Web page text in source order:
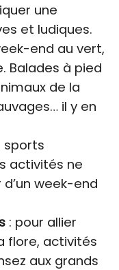
une
et ludiques.
end au vert,
Balades à pied
de la
il y en
sports
activités ne
week-end
: pour allier
flore, activités
aux grands